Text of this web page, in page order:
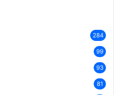
284
99
93
81